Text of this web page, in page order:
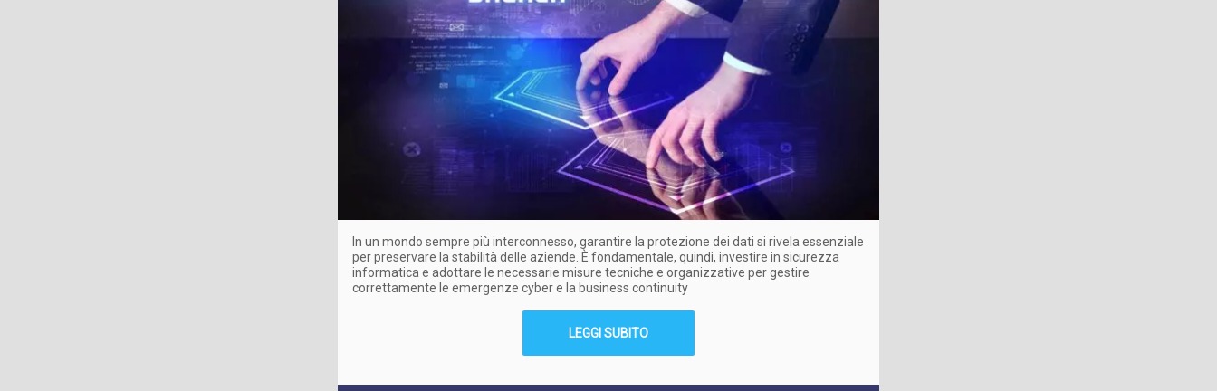
In un mondo sempre più interconnesso, garantire la protezione dei dati si rivela essenziale
per preservare la stabilità delle aziende. È fondamentale, quindi, investire in sicurezza
informatica e adottare le necessarie misure tecniche e organizzative per gestire
correttamente le emergenze cyber e la business continuity
LEGGI SUBITO